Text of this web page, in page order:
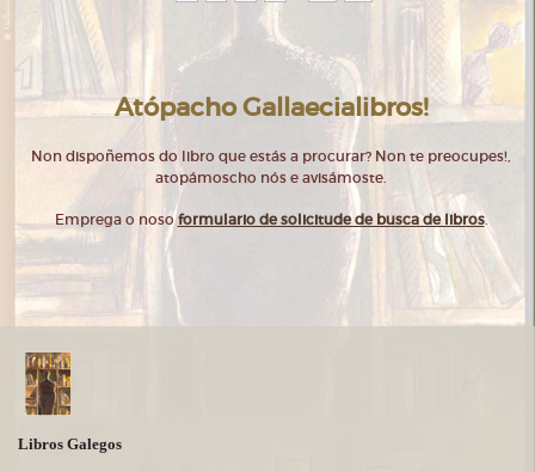
Atópacho Gallaecialibros!
Non dispoñemos do libro que estás a procurar? Non te preocupes!,
atopámoscho nós e avisámoste.
Emprega o nosoformulario de solicitude de busca de libros.
Libros Galegos